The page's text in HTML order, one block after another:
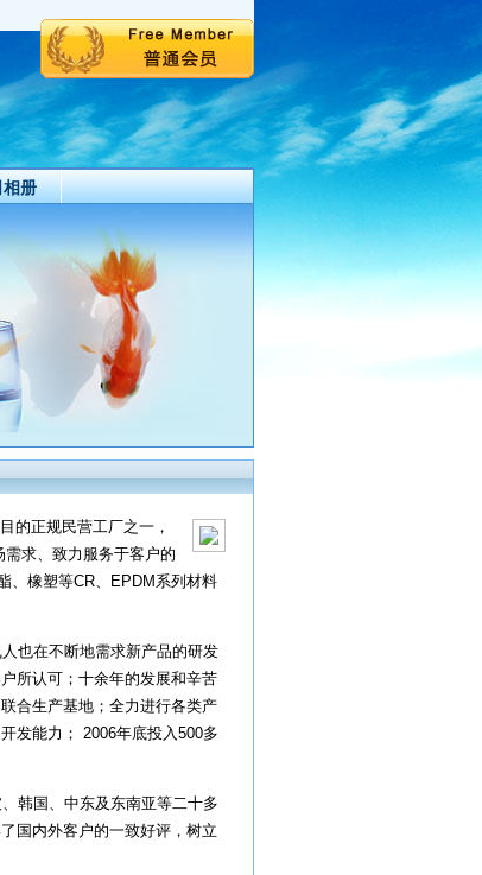
相册
的正规民营工厂之一，
需求、致力服务于客户的
、橡塑等CR、 EPDM 系列材料
也在不断地需求新产品的研发
所认可；十余年的发展和辛苦
合生产基地；全力进行各类产
发能力； 2006年底投入500多
韩国、中东及东南亚等二十多
国内外客户的一致好评，树立